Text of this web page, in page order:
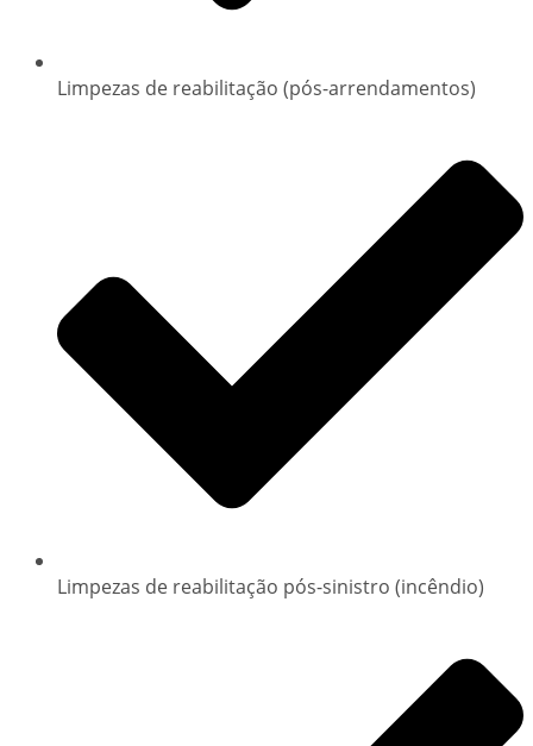
Limpezas de reabilitação (pós-arrendamentos)
Limpezas de reabilitação pós-sinistro (incêndio)